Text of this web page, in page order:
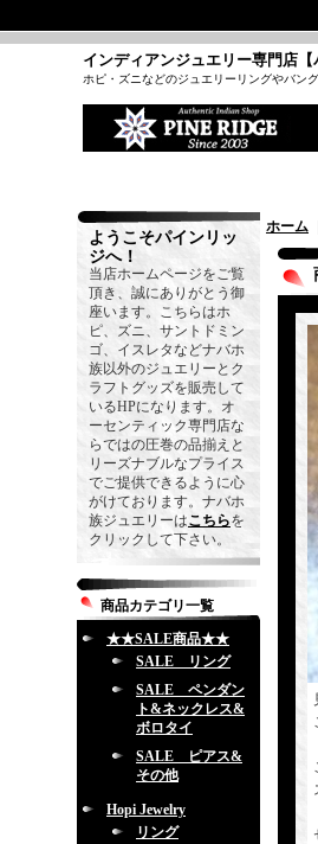
インディアンジュエリー専門店【
ホピ・ズニなどのジュエリーリングやバン
ようこそパインリッ
ジへ！
当店ホームページをご覧
頂き、誠にありがとう御
座います。こちらはホ
ピ、ズニ、サントドミン
ゴ、イスレタなどナバホ
族以外のジュエリーとク
ラフトグッズを販売して
いるHPになります。オ
ーセンティック専門店な
らではの圧巻の品揃えと
リーズナブルなプライス
でご提供できるように心
がけております。ナバホ
族ジュエリーはこちらを
クリックして下さい。
商品カテゴリ一覧
★★SALE商品★★
SALE リング
SALE ペンダン
ト&ネックレス&
ボロタイ
SALE ピアス&
その他
Hopi Jewelry
リング
ホーム